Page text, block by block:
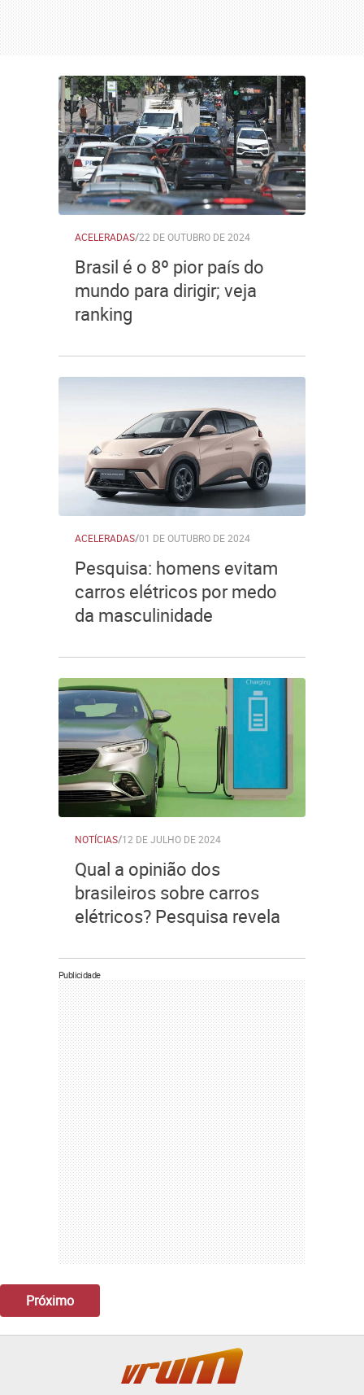
ACELERADAS/22 DE OUTUBRO DE 2024
Brasil é o 8º pior país do
mundo para dirigir; veja
ranking
ACELERADAS/01 DE OUTUBRO DE 2024
Pesquisa: homens evitam
carros elétricos por medo
da masculinidade
NOTÍCIAS/12 DE JULHO DE 2024
Qual a opinião dos
brasileiros sobre carros
elétricos? Pesquisa revela
Publicidade
Próximo